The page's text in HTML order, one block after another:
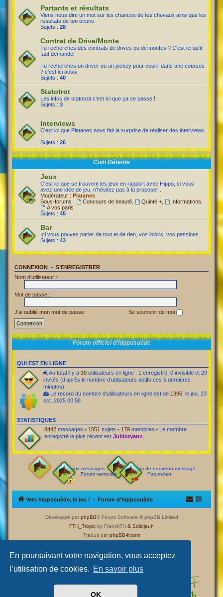
En poursuivant votre navigation, vous acceptez
l’utilisation de cookies. En savoir plus
OK
Partants et résultats
Viens nous dire un mot sur les chances de tes chevaux ainsi que les
résultats de ton écurie.
Sujets : 28
Contrat de Drive/Monte
Tu recherches des contrats de drives ou de montes ? C'est ici qu'il
faut demander
Tu recherches un driver ou un jockey pour courir dans une courses
? c'est ici aussi
Sujets : 40
Statotrot
Les infos de statotrot c'est ici que ça se passe !
Sujets : 3
Interviews
C'est ici que Platanes nous fait la surprise de réaliser des interviews
!
Sujets : 26
Coin Détente
Jeux
C'est ici que se trouvent les jeux en rapport avec Hippo, si vous
avez une idée de jeu, n'hésitez pas à la proposer .
Modérateur : Platanes
Sous-forums :
Concours de beauté, Quinté +, Informations
A vos paris
Sujets : 45
Bar
Ici vous pouvez parler de tout et de rien, vos loisirs, vos passions...
Sujets : 43
CONNEXION • S’ENREGISTRER
Nom d’utilisateur :
Mot de passe :
J’ai oublié mon mot de passe Se souvenir de moi
Forum officiel d'hipposuède
QUI EST EN LIGNE
Au total il y a 30 utilisateurs en ligne : 1 enregistré, 0 invisible et 29
invités (d’après le nombre d’utilisateurs actifs ces 5 dernières
minutes)
Le record du nombre d’utilisateurs en ligne est de 1396 , le jeu. 23
oct. 2025 00:58
STATISTIQUES
8442 messages • 1051 sujets • 179 membres • Le membre
enregistré le plus récent est Jublotyann
Nouveaux messages
Pas de nouveau message
Forum verrouillé
Forum-lien
Vers hipposuède, le jeu ! Forum d'hipposuède
Développé par phpBB® Forum Software © phpBB Limited
FTH_Tropic by FranckTH & Solidjeuh
Traduit par phpBB-fr.com